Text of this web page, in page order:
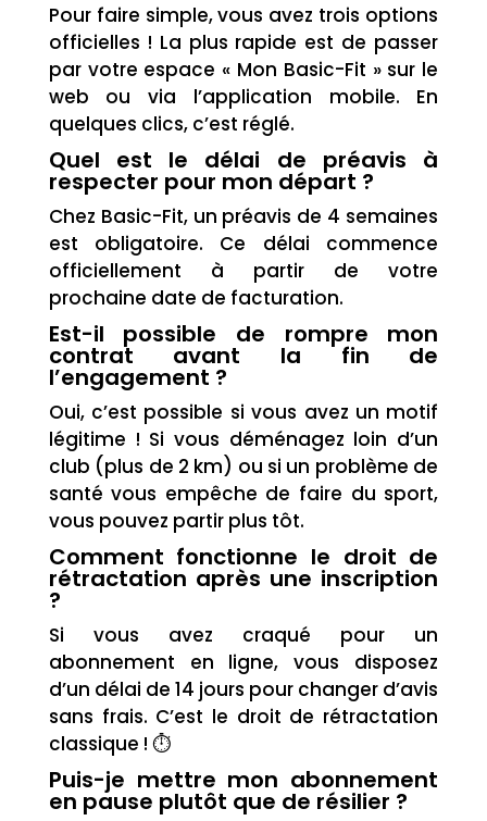
Pour faire simple, vous avez trois options
officielles ! La plus rapide est de passer
par votre espace « Mon Basic-Fit » sur le
web ou via l’application mobile. En
quelques clics, c’est réglé.
Quel est le délai de préavis à
respecter pour mon départ ?
Chez Basic-Fit, un préavis de 4 semaines
est obligatoire. Ce délai commence
officiellement à partir de votre
prochaine date de facturation.
Est-il possible de rompre mon
contrat avant la fin de
l’engagement ?
Oui, c’est possible si vous avez un motif
légitime ! Si vous déménagez loin d’un
club (plus de 2 km) ou si un problème de
santé vous empêche de faire du sport,
vous pouvez partir plus tôt.
Comment fonctionne le droit de
rétractation après une inscription
?
Si vous avez craqué pour un
abonnement en ligne, vous disposez
d’un délai de 14 jours pour changer d’avis
sans frais. C’est le droit de rétractation
classique ! ⏱️
Puis-je mettre mon abonnement
en pause plutôt que de résilier ?